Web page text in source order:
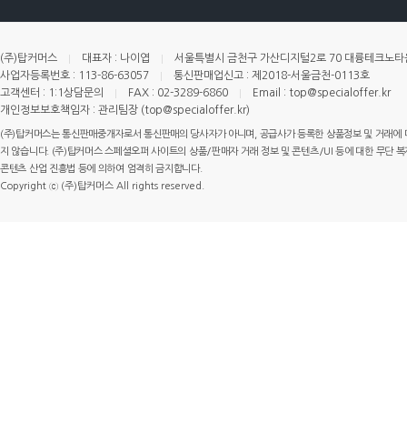
(주)탑커머스 대표자 : 나이엽
서울특별시 금천구 가산디지털2로 70 대륭테크노
사업자등록번호 : 113-86-63057
통신판매업신고 : 제2018-서울금천-0113호
고객센터 : 1:1상담문의
FAX : 02-3289-6860
Email : top@specialoffer.kr
개인정보보호책임자 : 관리팀장 (top@specialoffer.kr)
(주)탑커머스는 통신판매중개자로서 통신판매의 당사자가 아니며, 공급사가 등록한 상품정보 및 거래
지 않습니다. (주)탑커머스 스페셜오퍼 사이트의 상품/판매자 거래 정보 및 콘텐츠/UI 등에 대한 무단
콘텐츠 산업 진흥법 등에 의하여 엄격히 금지합니다.
Copyright ⓒ (주)탑커머스 All rights reserved.